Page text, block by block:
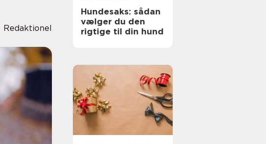
Redaktionel
Hundesaks: sådan
vælger du den
rigtige til din hund